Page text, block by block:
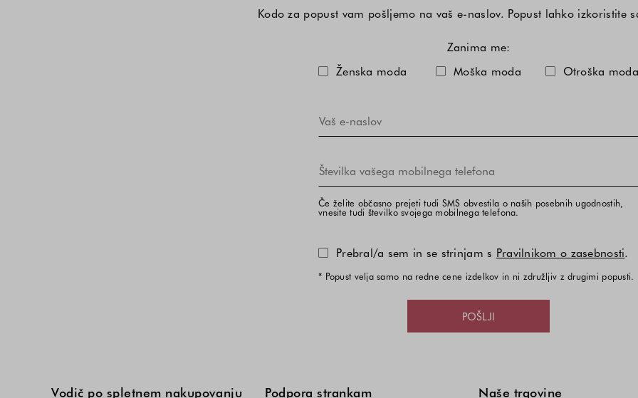
Kodo za popust vam pošljemo na vaš e-naslov. Popust lahko izkoristite
Izberite eno ali več modnih
Zanima me:
Ženska moda
Moška moda Otroška moda
Če želite občasno prejeti tudi SMS obvestila o naših posebnih ugodnostih,
vnesite tudi številko svojega mobilnega telefona.
Prebral/a sem in se strinjam s Pravilnikom o zasebnosti.
* Popust velja samo na redne cene izdelkov in ni združljiv z drugimi popusti.
POŠLJI
Vodič po spletnem nakupovanju Podpora strankam Naše trgovine